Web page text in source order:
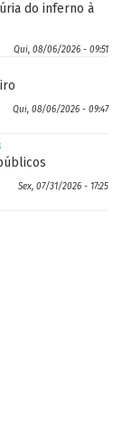
do inferno à
Qui, 08/06/2026 - 09:51
Qui, 08/06/2026 - 09:47
Sex, 07/31/2026 - 17:25